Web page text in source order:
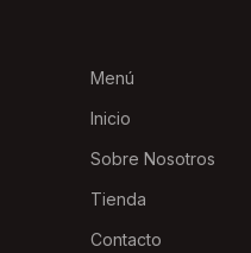
Menú
Inicio
Sobre Nosotros
Tienda
Contacto